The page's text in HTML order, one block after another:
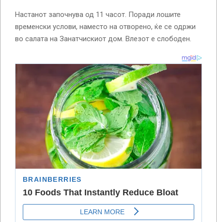
Настанот започнува од 11 часот. Поради лошите
временски услови, наместо на отворено, ќе се одржи
во салата на Занатчискиот дом. Влезот е слободен.